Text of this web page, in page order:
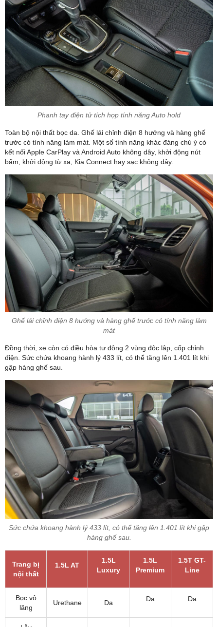
Phanh tay điện tử tích hợp tính năng Auto hold
Toàn bộ nội thất bọc da. Ghế lái chỉnh điện 8 hướng và hàng ghế
trước có tính năng làm mát. Một số tính năng khác đáng chú ý có
kết nối Apple CarPlay và Android Auto không dây, khởi động nút
bấm, khởi động từ xa, Kia Connect hay sạc không dây.
Ghế lái chỉnh điện 8 hướng và hàng ghế trước có tính năng làm
mát
Đồng thời, xe còn có điều hòa tự động 2 vùng độc lập, cốp chỉnh
điện. Sức chứa khoang hành lý 433 lít, có thể tăng lên 1.401 lít khi
gập hàng ghế sau.
Sức chứa khoang hành lý 433 lít, có thể tăng lên 1.401 lít khi gập
hàng ghế sau.
Trang bị
nội thất
1.5L AT
1.5L
Luxury
1.5L
Premium
1.5T GT-
Line
Bọc vô
lăng
Urethane Da Da Da